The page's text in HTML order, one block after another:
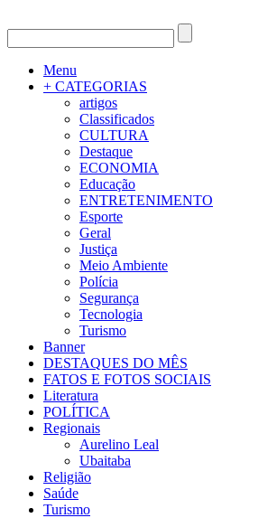
Menu
+ CATEGORIAS
artigos
Classificados
CULTURA
Destaque
ECONOMIA
Educação
ENTRETENIMENTO
Esporte
Geral
Justiça
Meio Ambiente
Polícia
Segurança
Tecnologia
Turismo
Banner
DESTAQUES DO MÊS
FATOS E FOTOS SOCIAIS
Literatura
POLÍTICA
Regionais
Aurelino Leal
Ubaitaba
Religião
Saúde
Turismo